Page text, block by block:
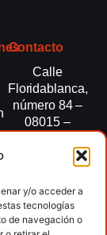
y/o acceder a
tecnologías
de navegación o
Contacto
Calle
Floridablanca,
número 84 –
08015 –
934 264 267